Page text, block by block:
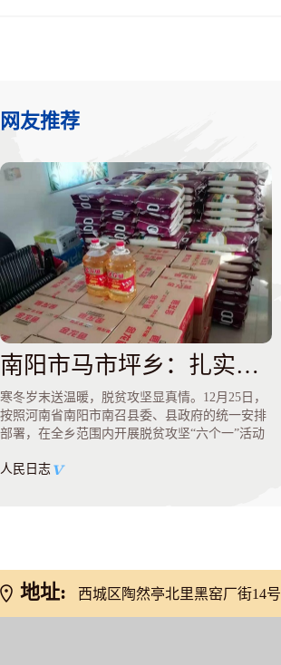
网友推荐
南阳市马市坪乡：扎实开展“六个一”活动 谱写脱贫攻坚新篇章
寒冬岁末送温暖，脱贫攻坚显真情。12月25日，
按照河南省南阳市南召县委、县政府的统一安排
部署，在全乡范围内开展脱贫攻坚“六个一”活动
人民日志
地址: 西城区陶然亭北里黑窑厂街14号